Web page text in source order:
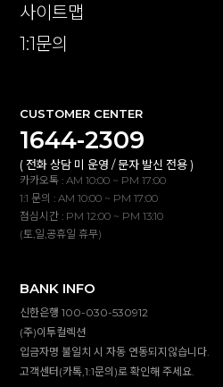
사이트맵
1:1문의
CUSTOMER CENTER
1644-2309
( 전화 상담 미 운영 / 문자 발신 전용 )
카카오톡 : AM 10:00 ~ PM 17:00
1:1 문의 : AM 10:00 ~ PM 17:00
점심시간 : PM 12:00 ~ PM 13:10
(토,일,공휴일 휴무)
BANK INFO
신한은행 100-030-530912
(주)이투컬렉션
입금자명 불일치 시 자동 연동되지않습니다.
고객센터(카톡,1:1문의)로 확인해 주세요.